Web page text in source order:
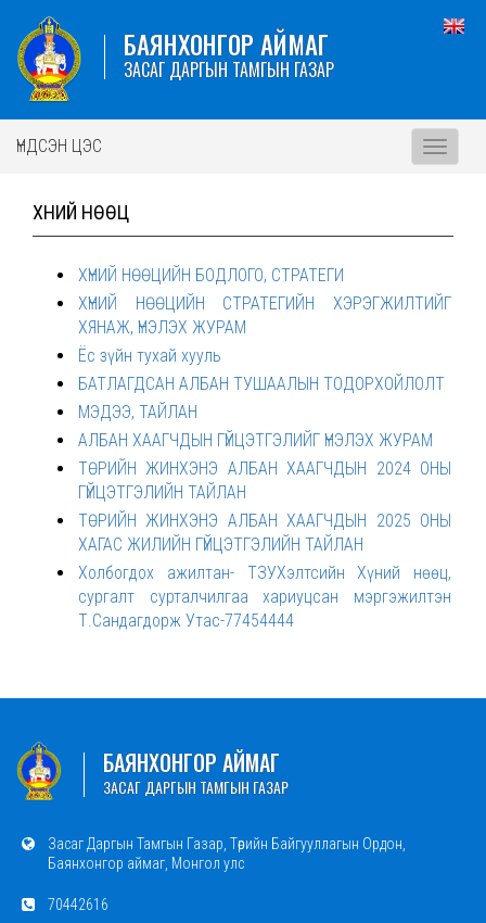
БАЯНХОНГОР АЙМАГ
ЗАСАГ ДАРГЫН ТАМГЫН ГАЗАР
ҮНДСЭН ЦЭС
Toggle
ХҮНИЙ НӨӨЦ
ХҮНИЙ НӨӨЦИЙН БОДЛОГО, СТРАТЕГИ
ХҮНИЙ НӨӨЦИЙН СТРАТЕГИЙН ХЭРЭГЖИЛТИЙГ
ХЯНАЖ, ҮНЭЛЭХ ЖУРАМ
Ёс зүйн тухай хууль
БАТЛАГДСАН АЛБАН ТУШААЛЫН ТОДОРХОЙЛОЛТ
МЭДЭЭ, ТАЙЛАН
АЛБАН ХААГЧДЫН ГҮЙЦЭТГЭЛИЙГ ҮНЭЛЭХ ЖУРАМ
ТӨРИЙН ЖИНХЭНЭ АЛБАН ХААГЧДЫН 2024 ОНЫ
ГҮЙЦЭТГЭЛИЙН ТАЙЛАН
ТӨРИЙН ЖИНХЭНЭ АЛБАН ХААГЧДЫН 2025 ОНЫ
ХАГАС ЖИЛИЙН ГҮЙЦЭТГЭЛИЙН ТАЙЛАН
Холбогдох ажилтан- ТЗУХэлтсийн Хүний нөөц,
сургалт сурталчилгаа хариуцсан мэргэжилтэн
Т.Сандагдорж Утас-77454444
БАЯНХОНГОР АЙМАГ
ЗАСАГ ДАРГЫН ТАМГЫН ГАЗАР
Засаг Даргын Тамгын Газар, Төрийн Байгууллагын Ордон,
Баянхонгор аймаг, Монгол улс
70442616